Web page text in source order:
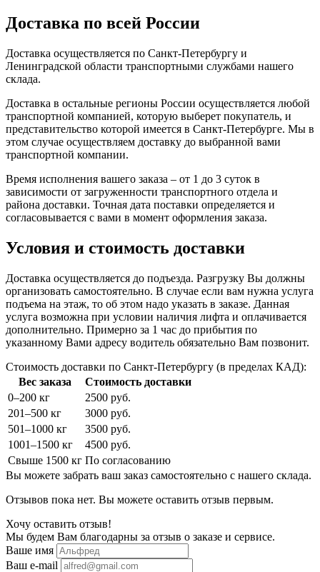
Доставка по всей России
Доставка осуществляется по Санкт-Петербургу и
Ленинградской области транспортными службами нашего
склада.
Доставка в остальные регионы России осуществляется любой
транспортной компанией, которую выберет покупатель, и
представительство которой имеется в Санкт-Петербурге. Мы в
этом случае осуществляем доставку до выбранной вами
транспортной компании.
Время исполнения вашего заказа – от 1 до 3 суток в
зависимости от загруженности транспортного отдела и
района доставки. Точная дата поставки определяется и
согласовывается с вами в момент оформления заказа.
Условия и стоимость доставки
Доставка осуществляется до подъезда. Разгрузку Вы должны
организовать самостоятельно. В случае если вам нужна услуга
подъема на этаж, то об этом надо указать в заказе. Данная
услуга возможна при условии наличия лифта и оплачивается
дополнительно. Примерно за 1 час до прибытия по
указанному Вами адресу водитель обязательно Вам позвонит.
Стоимость доставки по Санкт-Петербургу (в пределах КАД):
Вес заказа
Стоимость доставки
0–200 кг
2500 руб.
201–500 кг
3000 руб.
501–1000 кг
3500 руб.
1001–1500 кг
4500 руб.
Свыше 1500 кг По согласованию
Вы можете забрать ваш заказ самостоятельно с нашего склада.
Отзывов пока нет. Вы можете оставить отзыв первым.
Хочу оставить отзыв!
Мы будем Вам благодарны за отзыв о заказе и сервисе.
Ваше имя
Ваш e-mail